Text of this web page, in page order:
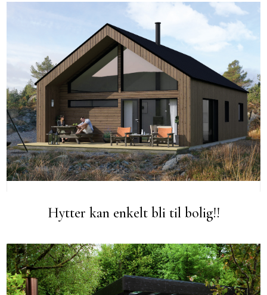
Hytter kan enkelt bli til bolig!!